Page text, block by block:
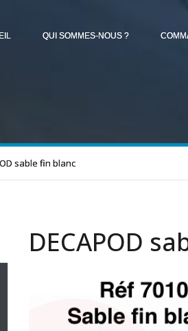
QUI SOMMES-NOUS ?
sable fin blanc
DECAPOD